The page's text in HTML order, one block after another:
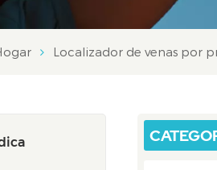
Localizador de venas por